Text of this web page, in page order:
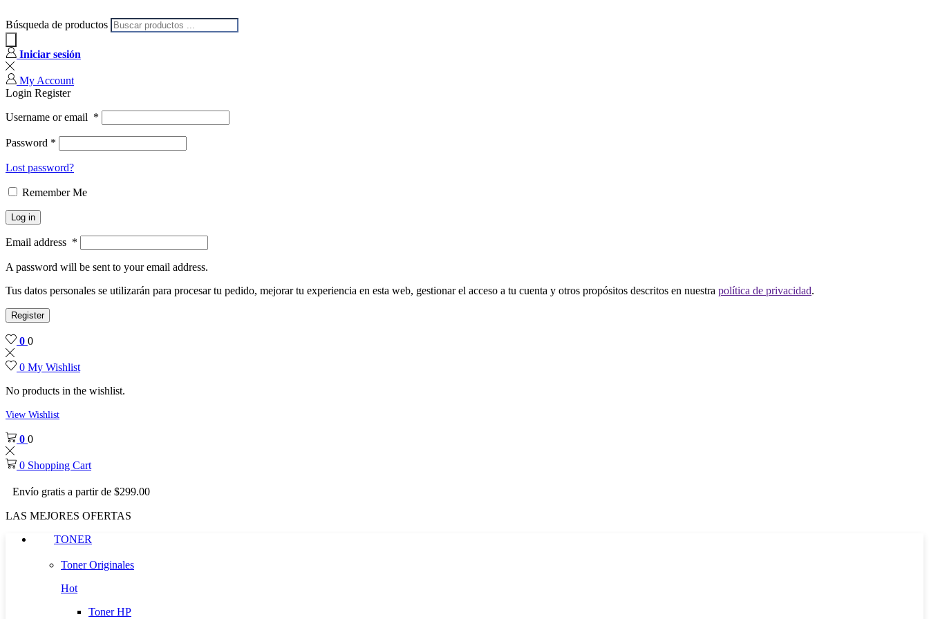
Búsqueda de productos
Iniciar sesión
My Account
Login Register
Username or email *
Password *
Lost password?
Remember Me
Log in
Email address *
A password will be sent to your email address.
Tus datos personales se utilizarán para procesar tu pedido, mejorar tu experiencia en esta web, gestionar el acceso a tu cuenta y otros propósitos descritos en nuestra política de privacidad.
Register
0 0
0 My Wishlist
No products in the wishlist.
View Wishlist
0 0
0 Shopping Cart
Envío gratis a partir de $299.00
LAS MEJORES OFERTAS
TONER
Toner Originales
Hot
Toner HP